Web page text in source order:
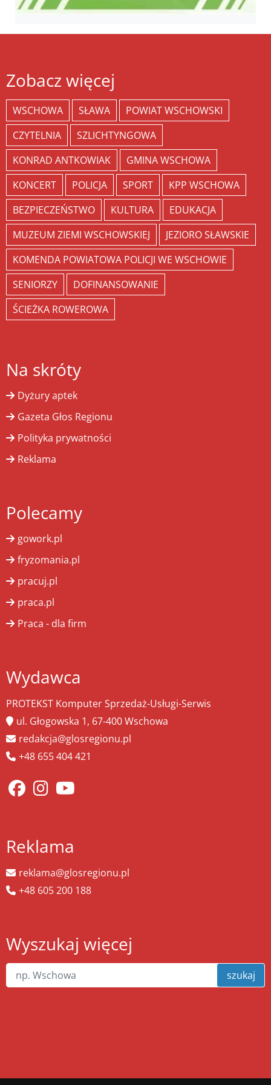
Zobacz więcej
WSCHOWA SŁAWA
POWIAT WSCHOWSKI
CZYTELNIA
SZLICHTYNGOWA
KONRAD ANTKOWIAK
GMINA WSCHOWA
KONCERT
POLICJA SPORT
KPP WSCHOWA
BEZPIECZEŃSTWO
KULTURA
EDUKACJA
MUZEUM ZIEMI WSCHOWSKIEJ
JEZIORO SŁAWSKIE
KOMENDA POWIATOWA POLICJI WE WSCHOWIE
SENIORZY
DOFINANSOWANIE
ŚCIEŻKA ROWEROWA
Na skróty
Dyżury aptek
Gazeta Głos Regionu
Polityka prywatności
Reklama
Polecamy
gowork.pl
fryzomania.pl
pracuj.pl
praca.pl
Praca - dla firm
Wydawca
PROTEKST Komputer Sprzedaż-Usługi-Serwis
ul. Głogowska 1, 67-400 Wschowa
redakcja@glosregionu.pl
+48 655 404 421
Reklama
reklama@glosregionu.pl
+48 605 200 188
Wyszukaj więcej
szukaj